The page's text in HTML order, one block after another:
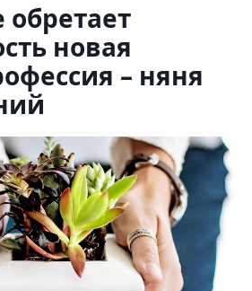
новая
– няня